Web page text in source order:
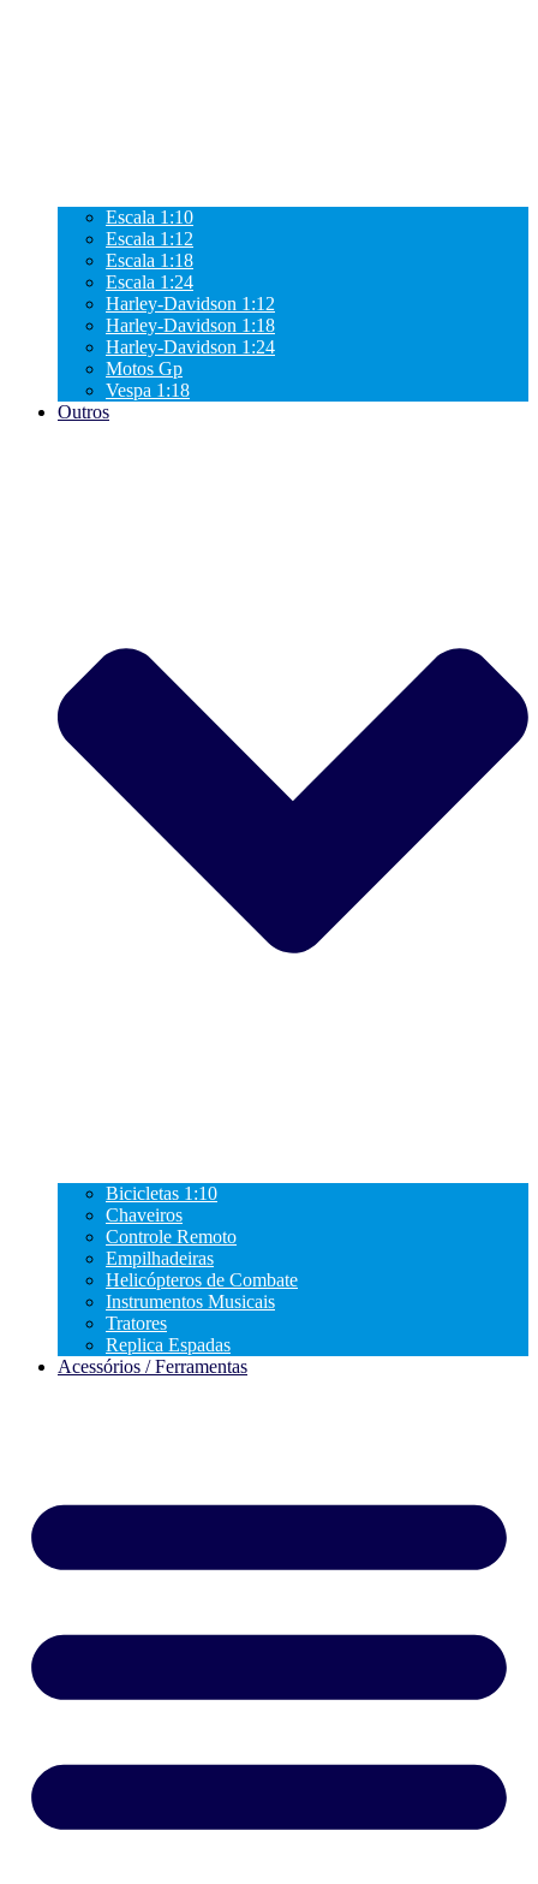
Escala 1:10
Escala 1:12
Escala 1:18
Escala 1:24
Harley-Davidson 1:12
Harley-Davidson 1:18
Harley-Davidson 1:24
Motos Gp
Vespa 1:18
Outros
Bicicletas 1:10
Chaveiros
Controle Remoto
Empilhadeiras
Helicópteros de Combate
Instrumentos Musicais
Tratores
Replica Espadas
Acessórios / Ferramentas